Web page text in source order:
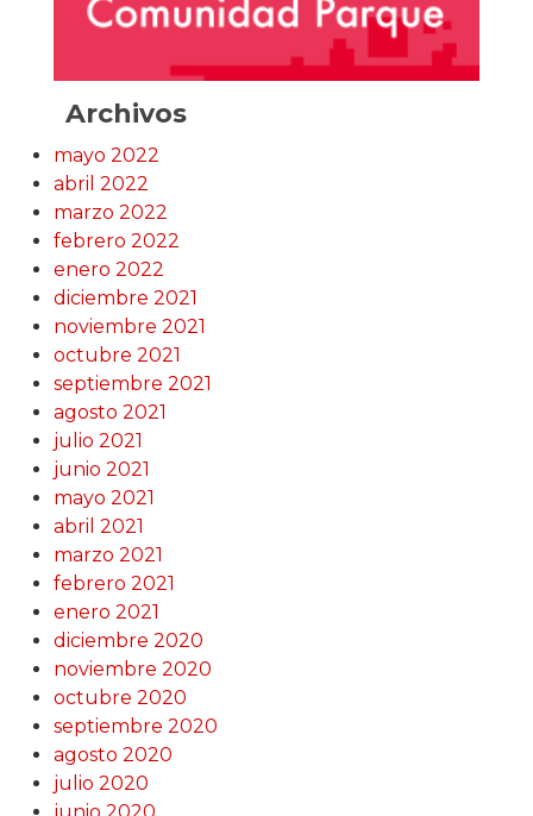
Archivos
mayo 2022
abril 2022
marzo 2022
febrero 2022
enero 2022
diciembre 2021
noviembre 2021
octubre 2021
septiembre 2021
agosto 2021
julio 2021
junio 2021
mayo 2021
abril 2021
marzo 2021
febrero 2021
enero 2021
diciembre 2020
noviembre 2020
octubre 2020
septiembre 2020
agosto 2020
julio 2020